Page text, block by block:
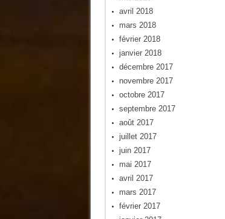
avril 2018
mars 2018
février 2018
janvier 2018
décembre 2017
novembre 2017
octobre 2017
septembre 2017
août 2017
juillet 2017
juin 2017
mai 2017
avril 2017
mars 2017
février 2017